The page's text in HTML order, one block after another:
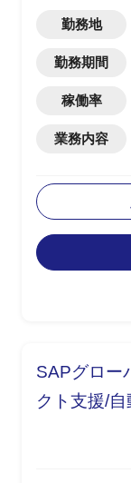
勤務地
勤務期間
稼働率
業務内容
SAPグロー
クト支援/自